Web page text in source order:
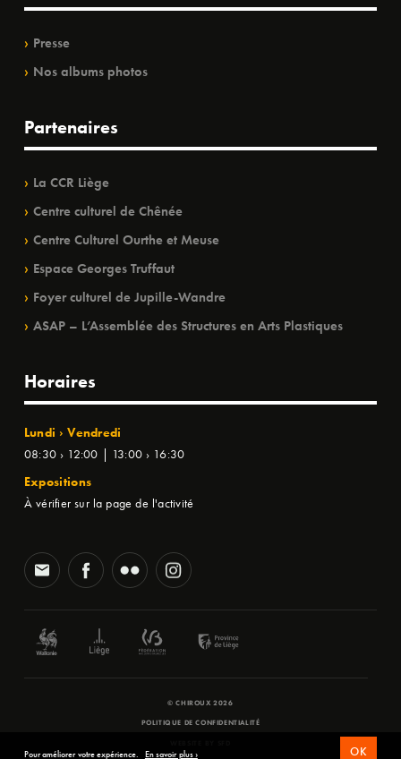
Presse
Nos albums photos
Partenaires
La CCR Liège
Centre culturel de Chênée
Centre Culturel Ourthe et Meuse
Espace Georges Truffaut
Foyer culturel de Jupille-Wandre
ASAP – L’Assemblée des Structures en Arts Plastiques
Horaires
Lundi › Vendredi
08:30 › 12:00 | 13:00 › 16:30
Expositions
À vérifier sur la page de l'activité
© CHIROUX 2026
POLITIQUE DE CONFIDENTIALITÉ
Pour améliorer votre expérience. En savoir plus › OK